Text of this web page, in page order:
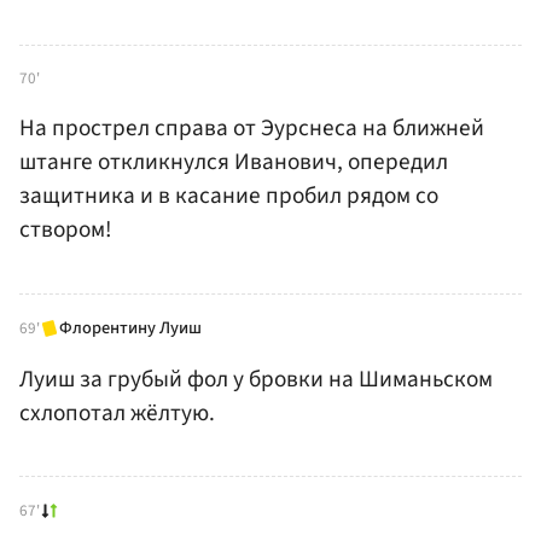
70'
На прострел справа от Эурснеса на ближней
штанге откликнулся Иванович, опередил
защитника и в касание пробил рядом со
створом!
69' Флорентину Луиш
Луиш за грубый фол у бровки на Шиманьском
схлопотал жёлтую.
67'